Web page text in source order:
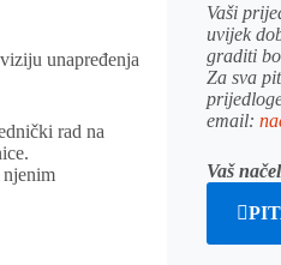
unapređenja
rad na
njenim
Vaši
uvijek
graditi
Za sva
email:
Vaš